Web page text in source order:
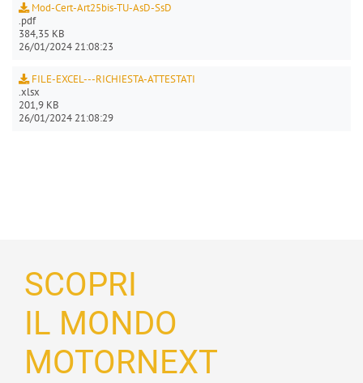
Mod-Cert-Art25bis-TU-AsD-SsD
.pdf
384,35 KB
26/01/2024 21:08:23
FILE-EXCEL---RICHIESTA-ATTESTATI
.xlsx
201,9 KB
26/01/2024 21:08:29
SCOPRI
IL MONDO
MOTORNEXT